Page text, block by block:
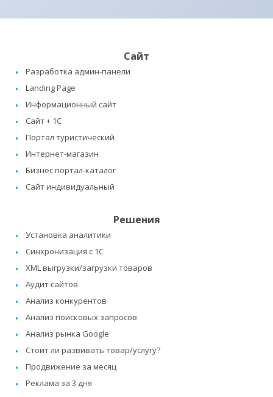
Сайт
Разработка админ-панели
Landing Page
Информационный сайт
Сайт + 1C
Портал туристический
Интернет-магазин
Бизнес портал-каталог
Сайт индивидуальный
Решения
Установка аналитики
Синхронизация с 1C
XML выгрузки/загрузки товаров
Аудит сайтов
Анализ конкурентов
Анализ поисковых запросов
Анализ рынка Google
Стоит ли развивать товар/услугу?
Продвижение за месяц
Реклама за 3 дня